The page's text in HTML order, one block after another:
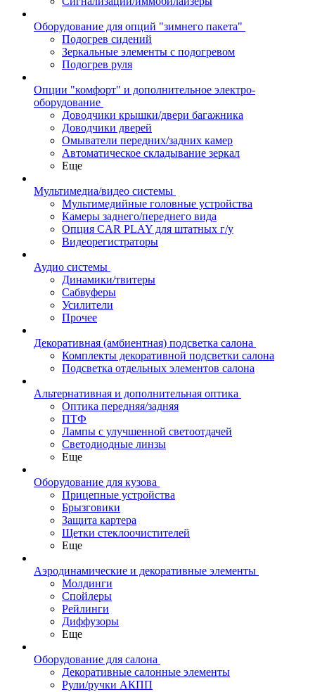
Оборудование для опций "зимнего пакета"
Подогрев сидений
Зеркальные элементы с подогревом
Подогрев руля
Опции "комфорт" и дополнительное электро-
оборудование
Доводчики крышки/двери багажника
Доводчики дверей
Омыватели передних/задних камер
Автоматическое складывание зеркал
Еще
Мультимедиа/видео системы
Мультимедийные головные устройства
Камеры заднего/переднего вида
Опция CAR PLAY для штатных г/у
Видеорегистраторы
Аудио системы
Динамики/твитеры
Сабвуферы
Усилители
Прочее
Декоративная (амбиентная) подсветка салона
Комплекты декоративной подсветки салона
Подсветка отдельных элементов салона
Альтернативная и дополнительная оптика
Оптика передняя/задняя
ПТФ
Лампы с улучшенной светоотдачей
Светодиодные линзы
Еще
Оборудование для кузова
Прицепные устройства
Брызговики
Защита картера
Щетки стеклоочистителей
Еще
Аэродинамические и декоративные элементы
Молдинги
Спойлеры
Рейлинги
Диффузоры
Еще
Оборудование для салона
Декоративные салонные элементы
Рули/ручки АКПП